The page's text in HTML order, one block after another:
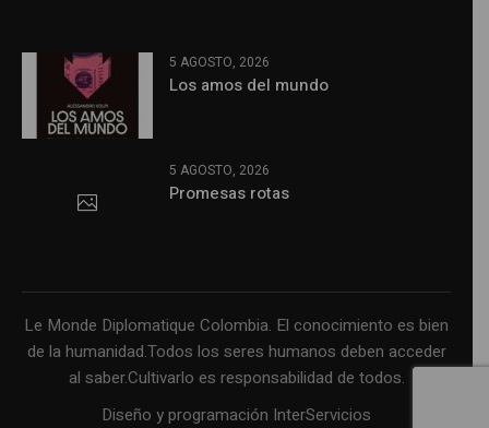
5 AGOSTO, 2026
Los amos del mundo
5 AGOSTO, 2026
Promesas rotas
Le Monde Diplomatique Colombia. El conocimiento es bien
de la humanidad.Todos los seres humanos deben acceder
al saber.Cultivarlo es responsabilidad de todos.
Diseño y programación InterServicios